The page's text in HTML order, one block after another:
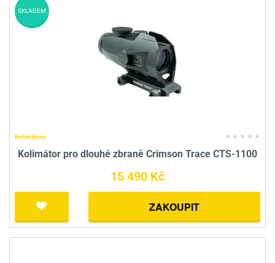
Kolimátory
Kolimátor pro dlouhé zbraně Crimson Trace CTS-1100
15 490 Kč
ZAKOUPIT
SKLADEM